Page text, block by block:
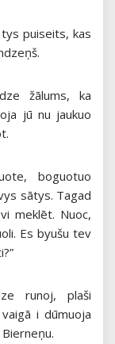
puiseits, kas
žālums, ka
jū nu jaukuo
boguotuo
sātys. Tagad
meklēt. Nuoc,
Es byušu tev
runoj, plaši
i dūmuoja